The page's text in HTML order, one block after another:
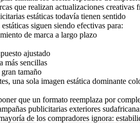
que realizan actualizaciones creativas
estáticas todavía tienen sentido
siguen siendo efectivas para:
de marca a largo plazo
ajustado
más sencillas
tamaño
una sola imagen estática dominante
que un formato reemplaza por
publicitarias exteriores
de los compradores ignora: